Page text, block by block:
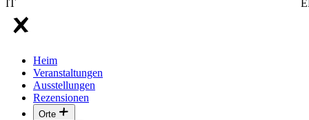
IT
Heim
Veranstaltungen
Ausstellungen
Rezensionen
Orte